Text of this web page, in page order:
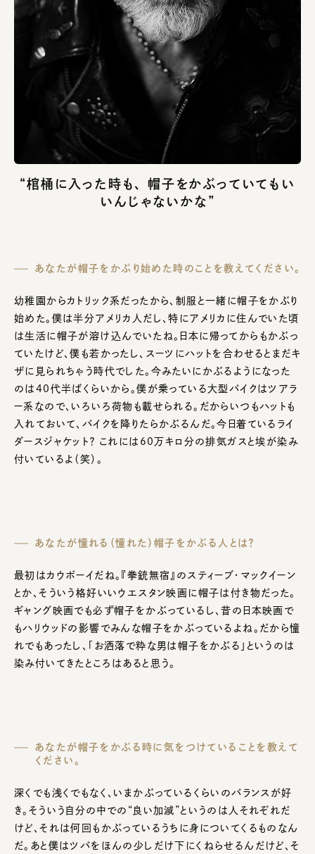
“棺桶に入った時も、 帽子をかぶっていてもい
いんじゃないかな”
あなたが帽子をかぶり始めた時のことを教えてください。
幼稚園からカトリック系だったから、制服と一緒に帽子をかぶり
始めた。僕は半分アメリカ人だし、特にアメリカに住んでいた頃
は生活に帽子が溶け込んでいたね。日本に帰ってからもかぶっ
ていたけど、僕も若かったし、スーツにハットを合わせるとまだキ
ザに見られちゃう時代でした。今みたいにかぶるようになった
のは40代半ばくらいから。僕が乗っている大型バイクはツアラ
ー系なので、いろいろ荷物も載せられる。だからいつもハットも
入れておいて、バイクを降りたらかぶるんだ。今日着ているライ
ダースジャケット？ これには60万キロ分の排気ガスと埃が染み
付いているよ（笑）。
あなたが憧れる（憧れた）帽子をかぶる人とは？
最初はカウボーイだね。『拳銃無宿』のスティーブ・マックイーン
とか、そういう格好いいウエスタン映画に帽子は付き物だった。
ギャング映画でも必ず帽子をかぶっているし、昔の日本映画で
もハリウッドの影響でみんな帽子をかぶっているよね。だから憧
れでもあったし、「お洒落で粋な男は帽子をかぶる」というのは
染み付いてきたところはあると思う。
あなたが帽子をかぶる時に気をつけていることを教えて
ください。
深くでも浅くでもなく、いまかぶっているくらいのバランスが好
き。そういう自分の中での“良い加減”というのは人それぞれだ
けど、それは何回もかぶっているうちに身についてくるものなん
だ。あと僕はツバをほんの少しだけ下にくねらせるんだけど、そ